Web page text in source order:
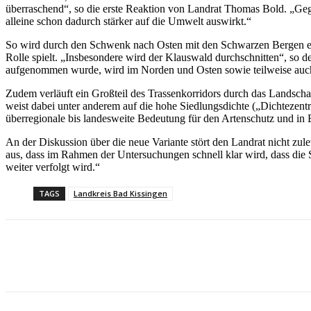
überraschend“, so die erste Reaktion von Landrat Thomas Bold.
alleine schon dadurch stärker auf die Umwelt auswirkt.“
So wird durch den Schwenk nach Osten mit den Schwarzen
Rolle spielt. „Insbesondere wird der Klauswald durchschnitten“, so
aufgenommen wurde, wird im Norden und Osten sowie teilweise
Zudem verläuft ein Großteil des Trassenkorridors durch das
weist dabei unter anderem auf die hohe Siedlungsdichte
überregionale bis landesweite Bedeutung für den Artenschutz und
An der Diskussion über die neue Variante stört den Landrat nicht
aus, dass im Rahmen der Untersuchungen schnell klar wird, dass
weiter verfolgt wird.“
TAGS Landkreis Bad Kissingen